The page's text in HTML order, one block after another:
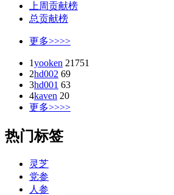
上周贡献榜
总贡献榜
更多>>>>
1yooken 21751
2hd002 69
3hd001 63
4kaven 20
更多>>>>
热门标签
灵芝
党参
人参